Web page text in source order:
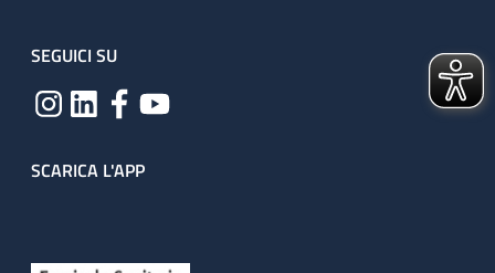
SEGUICI SU
SCARICA L'APP